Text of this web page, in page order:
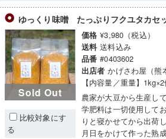
ゆっくり味噌 たっぷりフクユタカセ
Sold Out
比較対象にす
る
価格 ¥3,980（税込）
送料 送料込み
品番 #0403602
出店者 かげさわ屋（熊
【内容量／重量】1kg×2
農家が大豆から生産し
学肥料は一切使用して
りと寝かせてから出荷
月日をかけて作った熟